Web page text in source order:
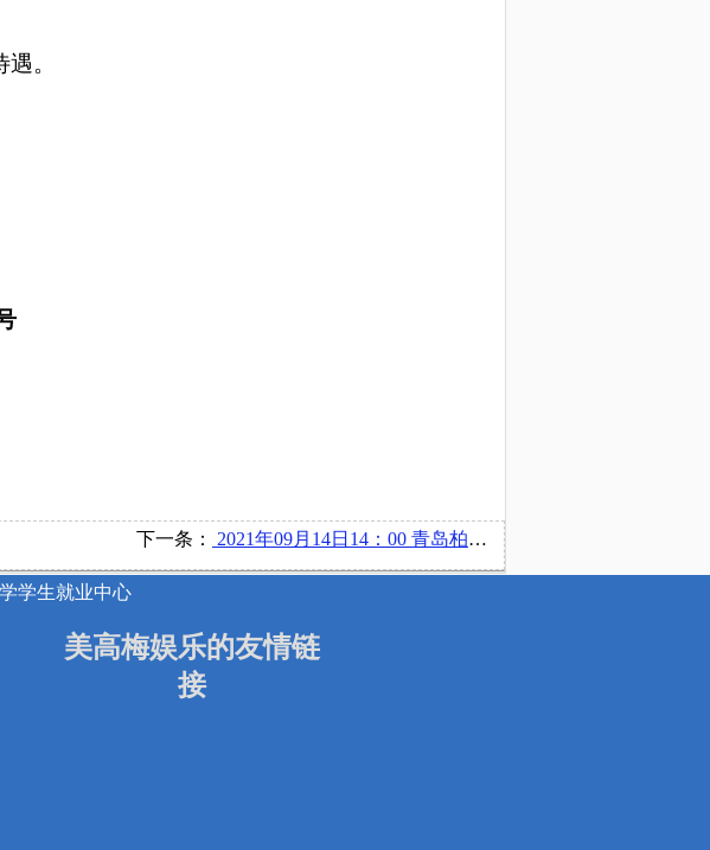
。
下一条： 2021年09月14日14：00 青岛柏正商业管理有限公司在博文楼220举办宣讲会
学生就业中心
美高梅娱乐的友情链
接